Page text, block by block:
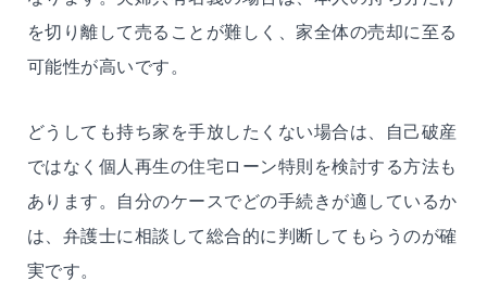
を切り離して売ることが難しく、家全体の売却に至る
可能性が高いです。
どうしても持ち家を手放したくない場合は、自己破産
ではなく個人再生の住宅ローン特則を検討する方法も
あります。自分のケースでどの手続きが適しているか
は、弁護士に相談して総合的に判断してもらうのが確
実です。